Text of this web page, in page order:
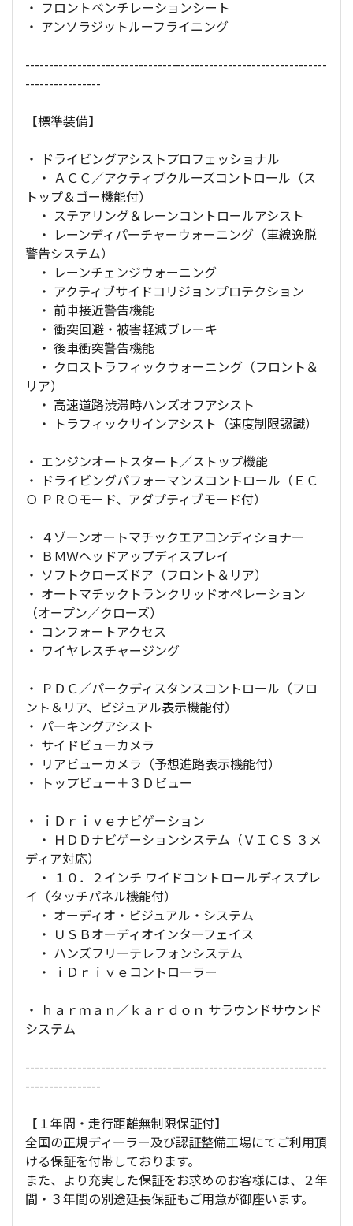
・ フロントベンチレーションシート
・ アンソラジットルーフライニング
----------------------------------------------------------------
----------------
【標準装備】
・ ドライビングアシストプロフェッショナル
・ ＡＣＣ／アクティブクルーズコントロール（ス
トップ＆ゴー機能付）
・ ステアリング＆レーンコントロールアシスト
・ レーンディパーチャーウォーニング（車線逸脱
警告システム）
・ レーンチェンジウォーニング
・ アクティブサイドコリジョンプロテクション
・ 前車接近警告機能
・ 衝突回避・被害軽減ブレーキ
・ 後車衝突警告機能
・ クロストラフィックウォーニング（フロント＆
リア）
・ 高速道路渋滞時ハンズオフアシスト
・ トラフィックサインアシスト（速度制限認識）
・ エンジンオートスタート／ストップ機能
・ ドライビングパフォーマンスコントロール（ＥＣ
Ｏ ＰＲＯモード、アダプティブモード付）
・ ４ゾーンオートマチックエアコンディショナー
・ ＢＭＷヘッドアップディスプレイ
・ ソフトクローズドア（フロント＆リア）
・ オートマチックトランクリッドオペレーション
（オープン／クローズ）
・ コンフォートアクセス
・ ワイヤレスチャージング
・ ＰＤＣ／パークディスタンスコントロール（フロ
ント＆リア、ビジュアル表示機能付）
・ パーキングアシスト
・ サイドビューカメラ
・ リアビューカメラ（予想進路表示機能付）
・ トップビュー＋３Ｄビュー
・ ｉＤｒｉｖｅナビゲーション
・ ＨＤＤナビゲーションシステム（ＶＩＣＳ ３メ
ディア対応）
・ １０．２インチ ワイドコントロールディスプレ
イ（タッチパネル機能付）
・ オーディオ・ビジュアル・システム
・ ＵＳＢオーディオインターフェイス
・ ハンズフリーテレフォンシステム
・ ｉＤｒｉｖｅコントローラー
・ ｈａｒｍａｎ／ｋａｒｄｏｎ サラウンドサウンド
システム
----------------------------------------------------------------
----------------
【１年間・走行距離無制限保証付】
全国の正規ディーラー及び認証整備工場にてご利用頂
ける保証を付帯しております。
また、より充実した保証をお求めのお客様には、２年
間・３年間の別途延長保証もご用意が御座います。